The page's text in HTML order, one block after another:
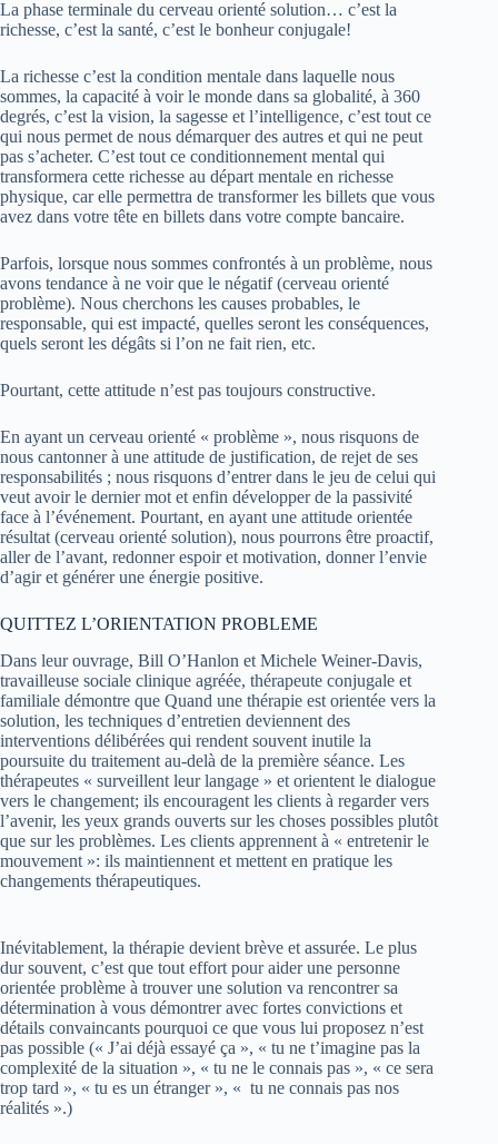
La phase terminale du cerveau orienté solution… c’est la
richesse, c’est la santé, c’est le bonheur conjugale!
La richesse c’est la condition mentale dans laquelle nous
sommes, la capacité à voir le monde dans sa globalité, à 360
degrés, c’est la vision, la sagesse et l’intelligence, c’est tout ce
qui nous permet de nous démarquer des autres et qui ne peut
pas s’acheter. C’est tout ce conditionnement mental qui
transformera cette richesse au départ mentale en richesse
physique, car elle permettra de transformer les billets que vous
avez dans votre tête en billets dans votre compte bancaire.
Parfois, lorsque nous sommes confrontés à un problème, nous
avons tendance à ne voir que le négatif (cerveau orienté
problème). Nous cherchons les causes probables, le
responsable, qui est impacté, quelles seront les conséquences,
quels seront les dégâts si l’on ne fait rien, etc.
Pourtant, cette attitude n’est pas toujours constructive.
En ayant un cerveau orienté « problème », nous risquons de
nous cantonner à une attitude de justification, de rejet de ses
responsabilités ; nous risquons d’entrer dans le jeu de celui qui
veut avoir le dernier mot et enfin développer de la passivité
face à l’événement. Pourtant, en ayant une attitude orientée
résultat (cerveau orienté solution), nous pourrons être proactif,
aller de l’avant, redonner espoir et motivation, donner l’envie
d’agir et générer une énergie positive.
QUITTEZ L’ORIENTATION PROBLEME
Dans leur ouvrage, Bill O’Hanlon et Michele Weiner-Davis,
travailleuse sociale clinique agréée, thérapeute conjugale et
familiale démontre que Quand une thérapie est orientée vers la
solution, les techniques d’entretien deviennent des
interventions délibérées qui rendent souvent inutile la
poursuite du traitement au-delà de la première séance. Les
thérapeutes « surveillent leur langage » et orientent le dialogue
vers le changement; ils encouragent les clients à regarder vers
l’avenir, les yeux grands ouverts sur les choses possibles plutôt
que sur les problèmes. Les clients apprennent à « entretenir le
mouvement »: ils maintiennent et mettent en pratique les
changements thérapeutiques.
Inévitablement, la thérapie devient brève et assurée. Le plus
dur souvent, c’est que tout effort pour aider une personne
orientée problème à trouver une solution va rencontrer sa
détermination à vous démontrer avec fortes convictions et
détails convaincants pourquoi ce que vous lui proposez n’est
pas possible (« J’ai déjà essayé ça », « tu ne t’imagine pas la
complexité de la situation », « tu ne le connais pas », « ce sera
trop tard », « tu es un étranger », « tu ne connais pas nos
réalités ».)